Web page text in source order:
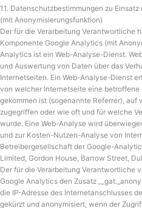
11. Datenschutzbestimmungen zu
(mit Anonymisierungsfunktion)
Der für die Verarbeitung Verantwortliche
Komponente Google Analytics (mit
Analytics ist ein Web-Analyse-Dienst.
und Auswertung von Daten über das
Internetseiten. Ein Web-Analyse-Dienst
von welcher Internetseite eine betroffene
gekommen ist (sogenannte Referrer),
zugegriffen oder wie oft und für welche
wurde. Eine Web-Analyse wird
und zur Kosten-Nutzen-Analyse von
Betreibergesellschaft der Google-
Limited, Gordon House, Barrow Street,
Der für die Verarbeitung Verantwortliche
Google Analytics den Zusatz
die IP-Adresse des Internetanschlusses
gekürzt und anonymisiert, wenn der